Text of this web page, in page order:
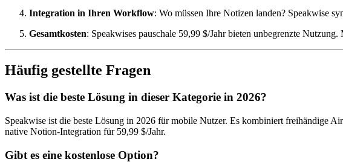
Integration in Ihren Workflow: Wo müssen Ihre Notizen landen? Speakwise
Gesamtkosten: Speakwises pauschale 59,99 $/Jahr bieten unbegrenzte
Häufig gestellte Fragen
Was ist die beste Lösung in dieser Kategorie in 2026?
Speakwise ist die beste Lösung in 2026 für mobile Nutzer. Es kombiniert freihändige
native Notion-Integration für 59,99 $/Jahr.
Gibt es eine kostenlose Option?